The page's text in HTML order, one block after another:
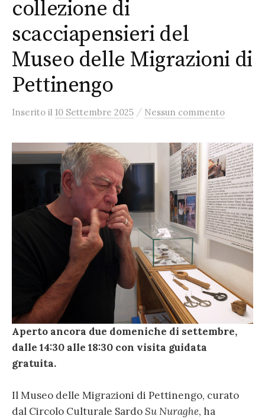
collezione di
scacciapensieri del
Museo delle Migrazioni di
Pettinengo
Inserito il 10 Settembre 2025 / Nessun commento
Aperto ancora due domeniche di settembre,
dalle 14:30 alle 18:30 con visita guidata
gratuita.
Il Museo delle Migrazioni di Pettinengo, curato
dal Circolo Culturale SardoSu Nuraghe, ha